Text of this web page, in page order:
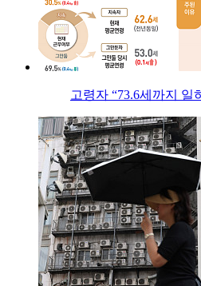
고령자 “73.6세까지 일